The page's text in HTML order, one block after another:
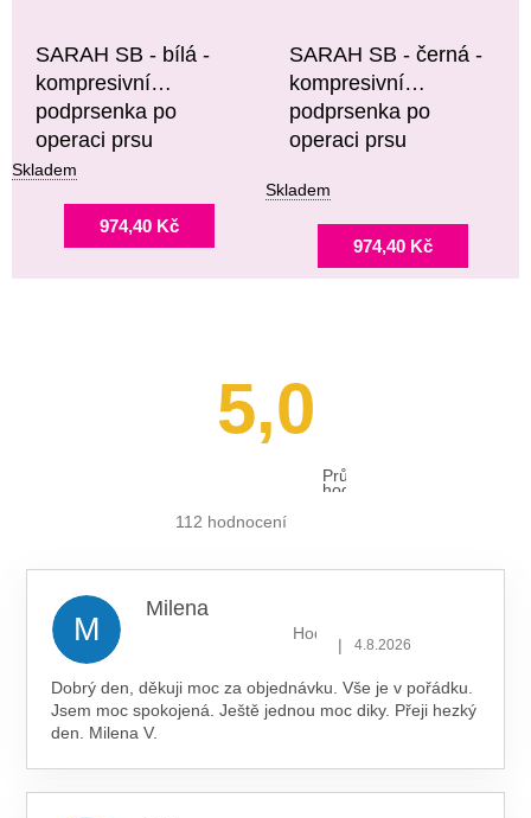
SARAH SB - bílá -
kompresivní
podprsenka po
operaci prsu
Skladem
974,40 Kč
SARAH SB - černá -
kompresivní
podprsenka po
operaci prsu
Skladem
974,40 Kč
5,0
Průměrné
hodnocení
112 hodnocení
M
Milena
Hodnocení obchodu je 5 z 5
| 4.8.2026
Dobrý den, děkuji moc za objednávku. Vše je v pořádku.
Jsem moc spokojená. Ještě jednou moc diky. Přeji hezký
den. Milena V.